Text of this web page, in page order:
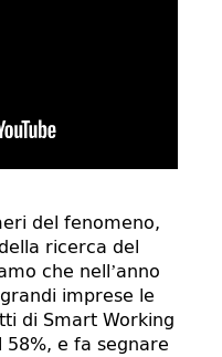
del fenomeno,
ricerca del
che nell’anno
imprese le
di Smart Working
e fa segnare